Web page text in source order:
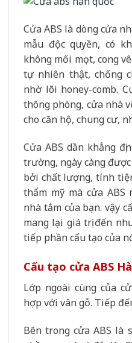
Cửa ABS là dòng cửa
mẫu độc quyền, có
không mối mọt, cong
tự nhiên thật, chống
nhờ lõi honey-comb.
thông phòng, cửa nhà
cho căn hộ, chung cư,
Cửa ABS dần khẳng
trường, ngày càng
bởi chất lượng, tính
thẩm mỹ mà cửa ABS
nhà tắm của bạn. vậy
mang lại giá trị đến
tiếp phần cấu tạo của
Cấu tạo cửa ABS
Lớp ngoài cùng của
hợp với vân gỗ. Tiếp
Bên trong cửa ABS là